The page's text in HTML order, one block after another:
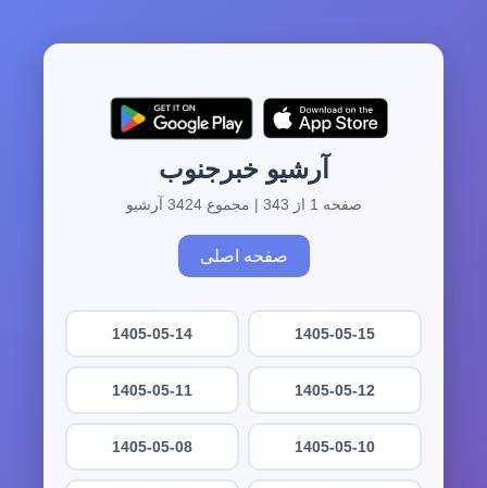
آرشیو خبرجنوب
صفحه 1 از 343 | مجموع 3424 آرشیو
صفحه اصلی
1405-05-15
1405-05-14
1405-05-12
1405-05-11
1405-05-10
1405-05-08